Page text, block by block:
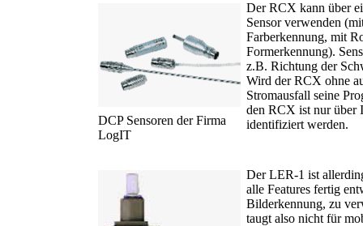
DCP Sensoren der Firma
LogIT
Der RCX kann über
Sensor verwenden
Farberkennung, mit
Formerkennung).
z.B. Richtung der
Wird der RCX ohne
Stromausfall seine
den RCX ist nur über
identifiziert werden.
Der LER-1 ist
alle Features fertig
Bilderkennung, zu
taugt also nicht für